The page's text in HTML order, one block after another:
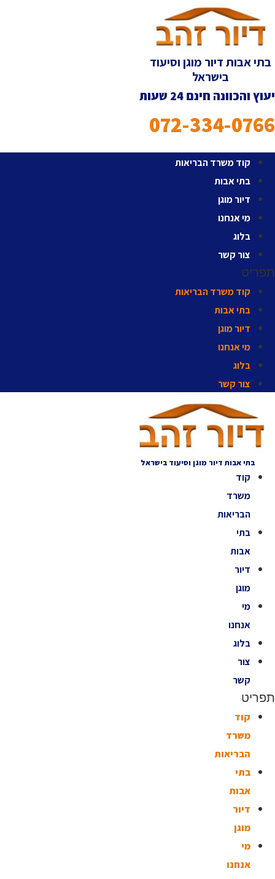
לתוכן
בתי אבות דיור מוגן וסיעוד
בישראל
יעוץ והכוונה חינם 24 שעות
072-334-0766
קוד משרד הבריאות
בתי אבות
דיור מוגן
מי אנחנו
בלוג
צור קשר
תפריט
קוד משרד הבריאות
בתי אבות
דיור מוגן
מי אנחנו
בלוג
צור קשר
בתי אבות דיור מוגן וסיעוד בישראל
קוד
משרד
הבריאות
בתי
אבות
דיור
מוגן
מי
אנחנו
בלוג
צור
קשר
תפריט
קוד
משרד
הבריאות
בתי
אבות
דיור
מוגן
מי
אנחנו